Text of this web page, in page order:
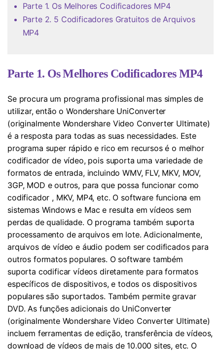
Parte 1. Os Melhores Codificadores MP4
Parte 2. 5 Codificadores Gratuitos de Arquivos
MP4
Parte 1. Os Melhores Codificadores MP4
Se procura um programa profissional mas simples de
utilizar, então o Wondershare UniConverter
(originalmente Wondershare Video Converter Ultimate)
é a resposta para todas as suas necessidades. Este
programa super rápido e rico em recursos é o melhor
codificador de vídeo, pois suporta uma variedade de
formatos de entrada, incluindo WMV, FLV, MKV, MOV,
3GP, MOD e outros, para que possa funcionar como
codificador , MKV, MP4, etc. O software funciona em
sistemas Windows e Mac e resulta em vídeos sem
perdas de qualidade. O programa também suporta
processamento de arquivos em lote. Adicionalmente,
arquivos de vídeo e áudio podem ser codificados para
outros formatos populares. O software também
suporta codificar vídeos diretamente para formatos
específicos de dispositivos, e todos os dispositivos
populares são suportados. Também permite gravar
DVD. As funções adicionais do UniConverter
(originalmente Wondershare Video Converter Ultimate)
incluem ferramentas de edição, transferência de vídeos,
download de vídeos de mais de 10.000 sites, etc. O